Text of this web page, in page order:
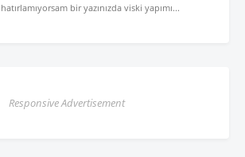
hatırlamıyorsam bir yazınızda viski yapımı...
Responsive Advertisement